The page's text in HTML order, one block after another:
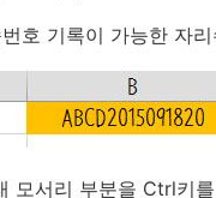
호 기록이 가능한 자
모서리 부분을 Ctrl키